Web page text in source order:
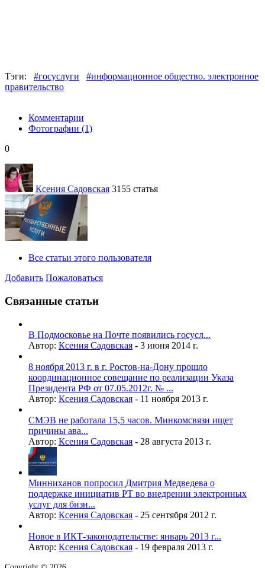
Тэги: #госуслуги
#информационное общество. электронное
правительство
Комментарии
Фотографии (1)
0
Ксения Садовская 3155 статья
Все статьи этого пользователя
Добавить Пожаловаться
Связанные статьи
В Подмосковье на Почте появились госусл...
Автор: Ксения Садовская - 3 июня 2014 г.
8 ноября 2013 г. в г. Ростов-на-Дону прошло
координационное совещание по реализации Указа
Президента РФ от 07.05.2012г. № ...
Автор: Ксения Садовская - 11 ноября 2013 г.
СМЭВ не работала 15,5 часов. Минкомсвязи ищет
причины ава...
Автор: Ксения Садовская - 28 августа 2013 г.
Минниханов попросил Дмитрия Медведева о
поддержке инициатив РТ во внедрении электронных
услуг для бизн...
Автор: Ксения Садовская - 25 сентября 2012 г.
Новое в ИКТ-законодательстве: январь 2013 г...
Автор: Ксения Садовская - 19 февраля 2013 г.